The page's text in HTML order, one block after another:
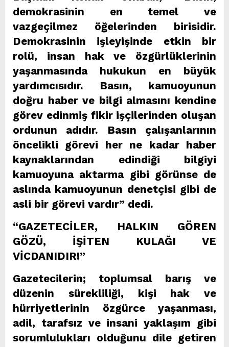
demokrasinin en temel ve
vazgeçilmez öğelerinden birisidir.
Demokrasinin işleyişinde etkin bir
rolü, insan hak ve özgürlüklerinin
yaşanmasında hukukun en büyük
yardımcısıdır. Basın, kamuoyunun
doğru haber ve bilgi almasını kendine
görev edinmiş fikir işçilerinden oluşan
ordunun adıdır. Basın çalışanlarının
öncelikli görevi her ne kadar haber
kaynaklarından edindiği bilgiyi
kamuoyuna aktarma gibi görünse de
aslında kamuoyunun denetçisi gibi de
asli bir görevi vardır” dedi.
“GAZETECİLER, HALKIN GÖREN
GÖZÜ, İŞİTEN KULAĞI VE
VİCDANIDIR!”
Gazetecilerin; toplumsal barış ve
düzenin sürekliliği, kişi hak ve
hürriyetlerinin özgürce yaşanması,
adil, tarafsız ve insani yaklaşım gibi
sorumlulukları olduğunu dile getiren